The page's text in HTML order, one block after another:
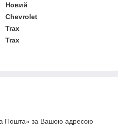
Новий
Chevrolet
Trax
Trax
Пошта» за Вашою адресою